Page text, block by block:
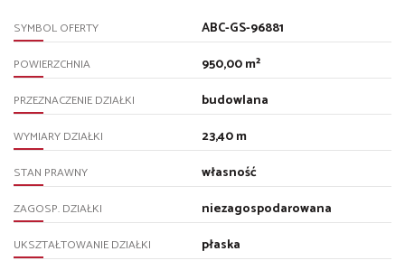
SYMBOL OFERTY ABC-GS-96881
POWIERZCHNIA 950,00 m²
PRZEZNACZENIE DZIAŁKI budowlana
WYMIARY DZIAŁKI 23,40 m
STAN PRAWNY własność
ZAGOSP. DZIAŁKI niezagospodarowana
UKSZTAŁTOWANIE DZIAŁKI płaska